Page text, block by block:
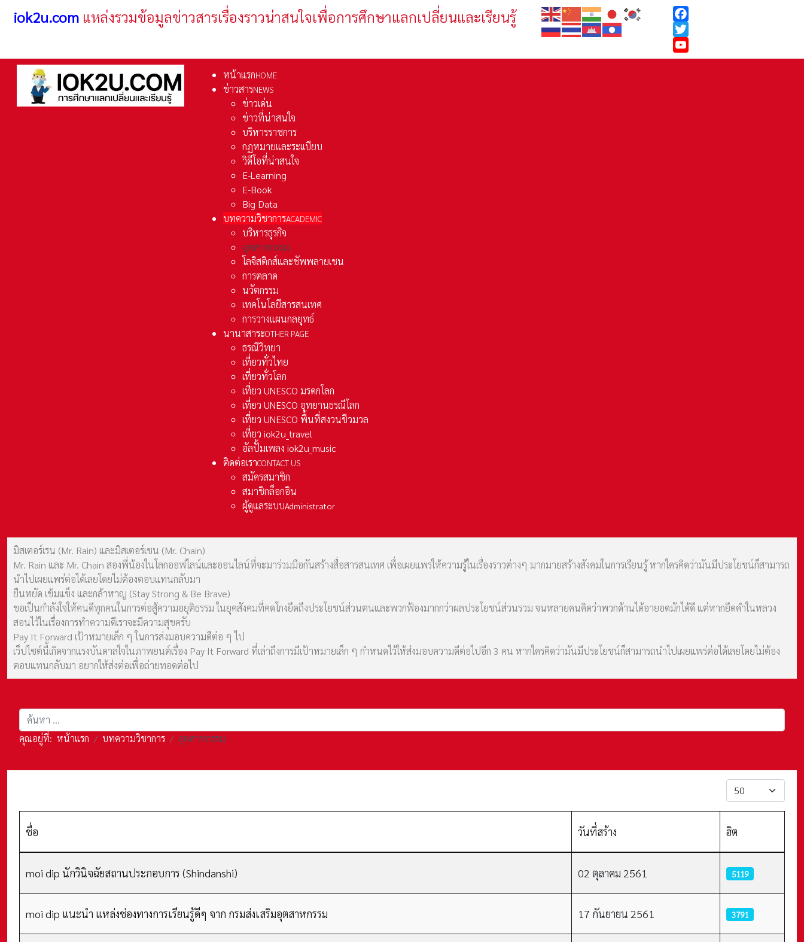
iok2u.com แหล่งรวมข้อมูลข่าวสารเรื่องราวน่าสนใจเพื่อการศึกษาแลกเปลี่ยนและเรียนรู้
Facebook
Twitter
YouTube
หน้าแรกHOME
ข่าวสารNEWS
ข่าวเด่น
ข่าวที่น่าสนใจ
บริหารราชการ
กฏหมายและระเเบียบ
วิดีโอที่น่าสนใจ
E-Learning
E-Book
Big Data
บทความวิชาการACADEMIC
บริหารธุรกิจ
อุตสาหกรรม
โลจิสติกส์และชัพพลายเชน
การตลาด
นวัตกรรม
เทคโนโลยีสารสนเทศ
การวางแผนกลยุทธ์
นานาสาระOTHER PAGE
ธรณีวิทยา
เที่ยวทั่วไทย
เที่ยวทั่วโลก
เที่ยว UNESCO มรดกโลก
เที่ยว UNESCO อุทยานธรณีโลก
เที่ยว UNESCO พื้นที่สงวนชีวมวล
เที่ยว iok2u_travel
อัลปั้มเพลง iok2u_music
ติดต่อเราCONTACT US
สมัครสมาชิก
สมาชิกล็อกอิน
ผู้ดูแลระบบAdministrator
มิสเตอร์เรน (Mr. Rain) และมิสเตอร์เชน (Mr. Chain)
Mr. Rain และ Mr. Chain สองพี่น้องในโลกออฟไลน์และออนไลน์ที่จะมาร่วมมือกันสร้างสื่อสารสนเทศ เพื่อเผยแพร่ให้ความรู้ในเรื่องราวต่างๆ มากมายสร้างสังคมในการเรียนรู้ หากใครคิดว่ามันมีประโยชน์ก็สามารถ
นำไปเผยแพร่ต่อได้เลยโดยไม่ต้องตอบแทนกลับมา
ยืนหยัด เข้มแข็ง และกล้าหาญ (Stay Strong & Be Brave)
ขอเป็นกำลังใจให้คนดีทุกคนในการต่อสู้ความอยุติธรรม ในยุคสังคมที่คดโกงยึดถึงประโยชน์ส่วนตนและพวกฟ้องมากกว่าผลประโยชน์ส่วนรวม จนหลายคนคิดว่าพวกด้านได้อายอดมักได้ดี แต่หากยึดคำในหลวง
สอนไว้ในเรื่องการทำความดีเราจะมีความสุขครับ
Pay It Forward เป้าหมายเล็ก ๆ ในการส่งมอบความดีต่อ ๆ ไป
เว็ปไซต์นี้เกิดจากแรงบันดาลใจในภาพยนต์เรื่อง Pay It Forward ที่เล่าถึงการมีเป้าหมายเล็ก ๆ กำหนดไว้ให้ส่งมอบความดีต่อไปอีก 3 คน หากใครคิดว่ามันมีประโยชน์ก็สามารถนำไปเผยแพร่ต่อได้เลยโดยไม่ต้อง
ตอบแทนกลับมา อยากให้ส่งต่อเพื่อถ่ายทอดต่อไป
การค้นหา
คุณอยู่ที่: หน้าแรก บทความวิชาการ อุตสาหกรรม
แสดง #
ชื่อ วันที่สร้าง ฮิต
moi dip นักวินิจฉัยสถานประกอบการ (Shindanshi) 02 ตุลาคม 2561 5119
moi dip แนะนำ แหล่งช่องทางการเรียนรู้ดีๆ จาก กรมส่งเสริมอุตสาหกรรม 17 กันยายน 2561 3791